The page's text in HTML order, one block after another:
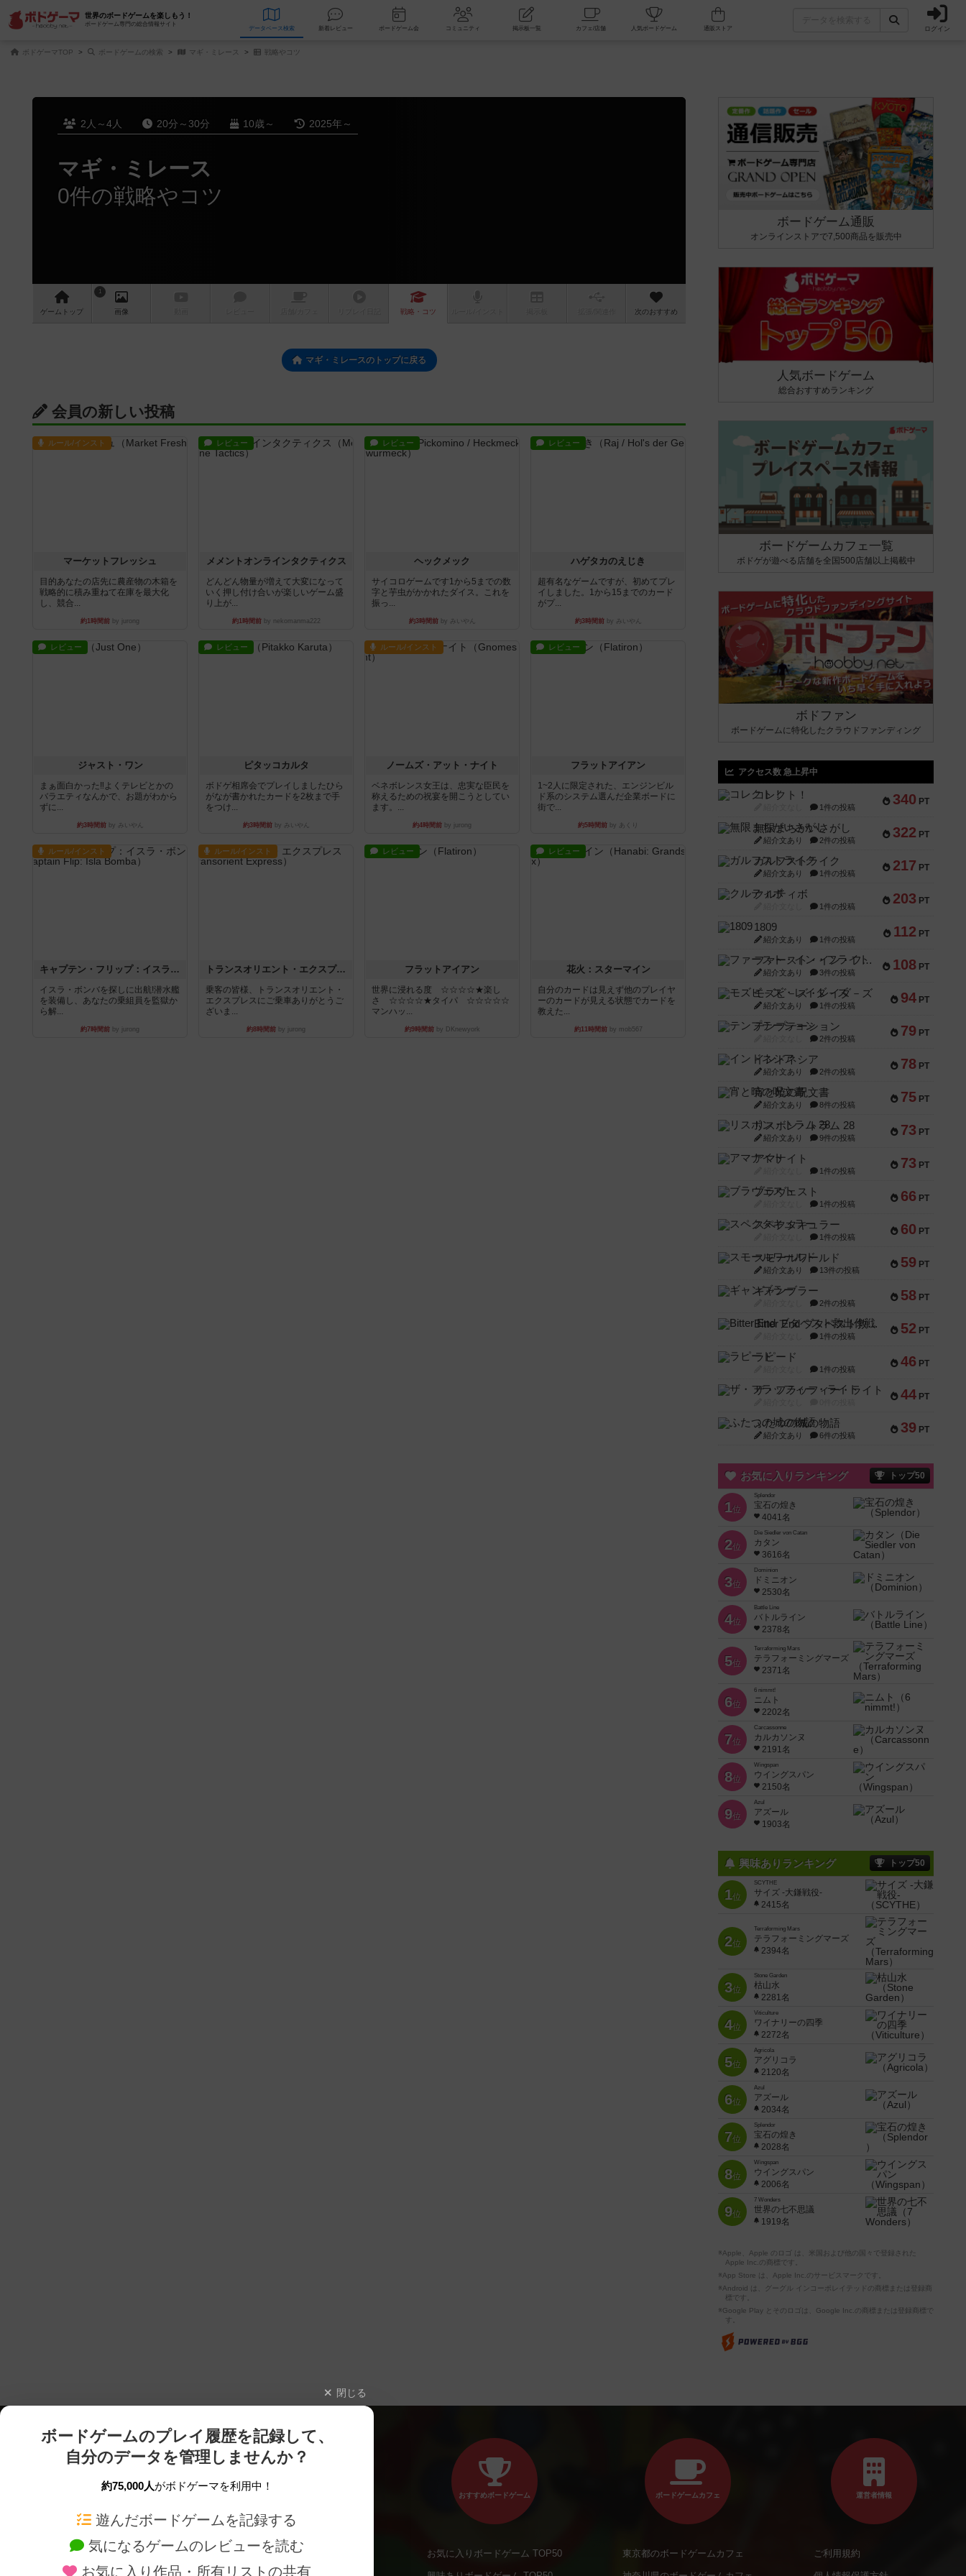
世界のボードゲームを楽しもう！
ボードゲーム専門の総合情報サイト
データベース 検索 新着レビュー ボードゲーム会 コミュニティ 掲示板一覧 カフェ/店舗 人気ボードゲーム ログイン
ボドゲーマTOP ボードゲームの検索 マギ・ミレース 戦略やコツ
2人～4人 20分～30分 10歳～ 2025年～
マギ・ミレース
0件の戦略やコツ
ゲーム トップ
1
画像 戦略 ・コツ 次のおすすめ
マギ・ミレースのトップに戻る
会員の新しい投稿
ルール/インスト
マーケットフレッシュ
目的あなたの店先に農産物の木箱を
戦略的に積み重ねて在庫を最大化
し、競合...
約1時間前 by jurong
レビュー
メメントオンラインタクティクス
どんどん物量が増えて大変になって
いく押し付け合いが楽しいゲーム盛
り上が...
約1時間前by nekomanma222
レビュー
ヘックメック
サイコロゲームです1から5までの数
字と芋虫がかかれたダイス。これを
振っ...
約3時間前by みいやん
レビュー
ハゲタカのえじき
超有名なゲームですが、初めてプレ
イしました。1から15までのカード
がプ...
約3時間前by みいやん
レビュー
ジャスト・ワン
まぁ面白かった‼️よくテレビとかの
バラエティなんかで、お題がわから
ずに...
約3時間前by みいやん
レビュー
ピタッコカルタ
ボドゲ相席会でプレイしましたひら
がなが書かれたカードを2枚まで手
をつけ...
約3時間前by みいやん
ルール/インスト
ノームズ・アット・ナイト
ベネボレンス女王は、忠実な臣民を
称えるための祝宴を開こうとしてい
ます。...
約4時間前 by jurong
レビュー
フラットアイアン
1~2人に限定された、エンジンビル
ド系のシステム選んだ企業ボードに
街で...
約5時間前 by あくり
ルール/インスト
キャプテン・フリップ：イスラ・ボンバ
イスラ・ボンバを探しに出航!潜水艦
を装備し、あなたの乗組員を監獄か
ら解...
約7時間前 by jurong
ルール/インスト
トランスオリエント・エクスプレス
乗客の皆様、トランスオリエント・
エクスプレスにご乗車ありがとうご
ざいま...
約8時間前 by jurong
レビュー
フラットアイアン
世界に浸れる度 ☆☆☆☆★楽し
さ ☆☆☆☆★タイパ ☆☆☆☆☆
マンハッ...
約9時間前by DKnewyork
レビュー
花火：スターマイン
自分のカードは見えず他のプレイヤ
ーのカードが見える状態でカードを
教えた...
約11時間前by mob567
ボードゲーム通販
オンラインストアで7,500商品を販売中
人気ボードゲーム
総合おすすめランキング
ボードゲームカフェ一覧
ボドゲが遊べる店舗を全国500店舗以上掲載中
ボドファン
ボードゲームに特化したクラウドファンディング
アクセス数 急上昇中
340 PT
コレクト！
1件の投稿
322 PT
無限まちがいさがし
紹介文あり 2件の投稿
217 PT
ガルフストライク
紹介文あり 1件の投稿
203 PT
クルティボ
1件の投稿
112 PT
1809
紹介文あり 1件の投稿
108 PT
ファースト・イン・フライト
紹介文あり 3件の投稿
94 PT
モズビ－ズ・レイダ－ズ
紹介文あり 1件の投稿
79 PT
テンプテーション
2件の投稿
78 PT
インドネシア
紹介文あり 2件の投稿
75 PT
宵と暁の呪文書
紹介文あり 8件の投稿
73 PT
リスボン・トラム 28
紹介文あり 9件の投稿
73 PT
アマナイト
1件の投稿
66 PT
ブラヴェスト
1件の投稿
60 PT
スペクタキュラー
1件の投稿
59 PT
スモールワールド
紹介文あり 13件の投稿
58 PT
ギャンブラー
2件の投稿
52 PT
Bitter End ブタペスト救出作戦
1件の投稿
46 PT
ラピード
1件の投稿
44 PT
ザ・フラッフィー・ライト
39 PT
ふたつの城の物語
紹介文あり 6件の投稿
お気に入りランキング トップ50
1位
Splendor
宝石の煌き
4041名
2位
Die Siedler von Catan
カタン
3616名
3位
Dominion
ドミニオン
2530名
4位
Battle Line
バトルライン
2378名
5位
Terraforming Mars
テラフォーミングマーズ
2371名
6位
6 nimmt!
ニムト
2202名
7位
Carcassonne
カルカソンヌ
2191名
8位
Wingspan
ウイングスパン
2150名
9位
Azul
アズール
1903名
興味ありランキング トップ50
1位
SCYTHE
サイズ -大鎌戦役-
2415名
2位
Terraforming Mars
テラフォーミングマーズ
2394名
3位
Stone Garden
枯山水
2281名
4位
Viticulture
ワイナリーの四季
2272名
5位
Agricola
アグリコラ
2120名
6位
Azul
アズール
2034名
7位
Splendor
宝石の煌き
2028名
8位
Wingspan
ウイングスパン
2006名
9位
7 Wonders
世界の七不思議
1919名
※Apple、Apple のロゴ は、米国および他の国々で登録された
Apple Inc.の商標です。
※App Store は、Apple Inc.のサービスマークです。
※Android は、グーグル インコーポレイテッドの商標または登録商
標です。
※Google Play とそのロゴは、Google Inc.の商標または登録商標で
す。
閉じる
ボードゲームのプレイ履歴を記録して、
自分のデータを管理しませんか？
約75,000人がボドゲーマを利用中！
遊んだボードゲームを記録する
気になるゲームのレビューを読む
お気に入り作品・所有リストの共有
ボードゲームを検索する 新作・再入荷情報
おすすめボードゲーム
お気に入りボードゲーム TOP50
ボードゲームカフェ
東京都のボードゲームカフェ
運営者情報
ご利用規約